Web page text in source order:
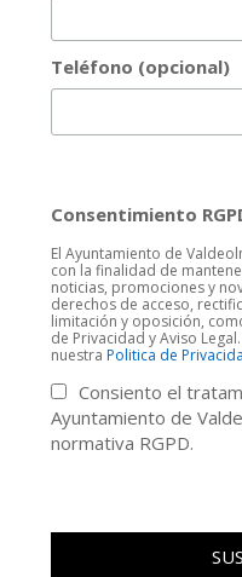
Teléfono (opcional)
Consentimiento
El Ayuntamiento de
con la finalidad de
noticias, promociones y
derechos de acceso,
limitación y oposición,
de Privacidad y Aviso
nuestra Politica de
Consiento el
Ayuntamiento de
normativa RGPD.